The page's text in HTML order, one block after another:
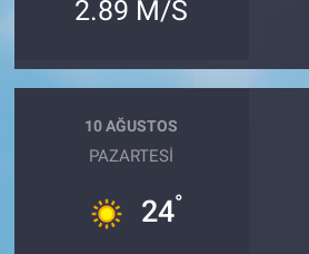
2.89 M/S
10 AĞUSTOS
PAZARTESI
24°